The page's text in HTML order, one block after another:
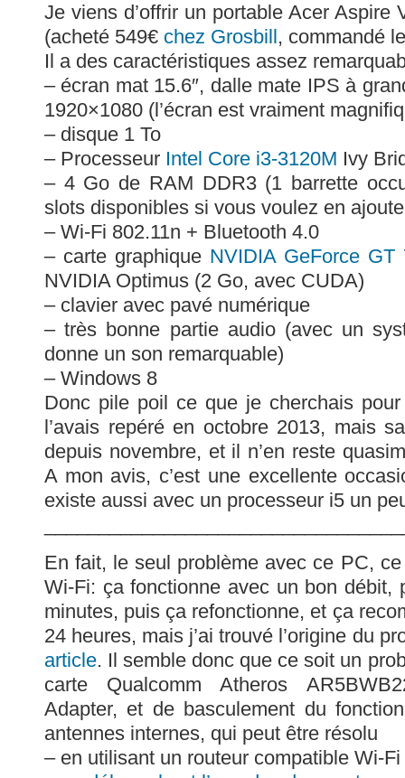
Je viens d’offrir un portable Acer Aspire
(acheté 549€ chez Grosbill , commandé
Il a des caractéristiques assez
– écran mat 15.6″, dalle mate IPS à
1920×1080 (l’écran est vraiment
– disque 1 To
– Processeur Intel Core i3-3120M Ivy
– 4 Go de RAM DDR3 (1 barrette
slots disponibles si vous voulez en
– Wi-Fi 802.11n + Bluetooth 4.0
– carte graphique NVIDIA GeForce GT
NVIDIA Optimus (2 Go, avec CUDA)
– clavier avec pavé numérique
– très bonne partie audio (avec un
donne un son remarquable)
– Windows 8
Donc pile poil ce que je cherchais
l’avais repéré en octobre 2013, mais
depuis novembre, et il n’en reste
A mon avis, c’est une excellente
existe aussi avec un processeur i5 un
En fait, le seul problème avec ce PC,
Wi-Fi: ça fonctionne avec un bon débit,
minutes, puis ça refonctionne, et ça
24 heures, mais j’ai trouvé l’origine du
article. Il semble donc que ce soit un
carte Qualcomm Atheros
Adapter, et de basculement du
antennes internes, qui peut être résolu
– en utilisant un routeur compatible Wi-Fi